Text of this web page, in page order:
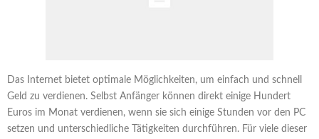
Das Internet bietet optimale Möglichkeiten, um einfach und schnell
Geld zu verdienen. Selbst Anfänger können direkt einige Hundert
Euros im Monat verdienen, wenn sie sich einige Stunden vor den PC
setzen und unterschiedliche Tätigkeiten durchführen. Für viele dieser